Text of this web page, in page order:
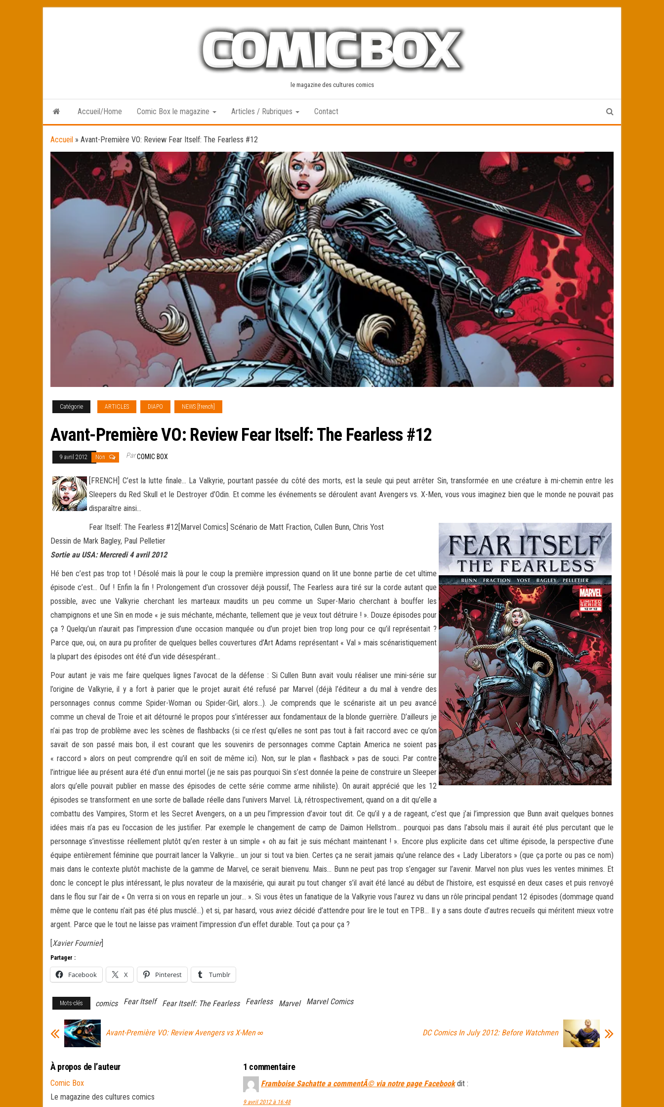
le magazine des cultures comics
Accueil/Home Comic Box le magazine Articles / Rubriques Contact
Accueil » Avant-Première VO: Review Fear Itself: The Fearless #12
Catégorie ARTICLES DIAPO NEWS [french]
Avant-Première VO: Review Fear Itself: The Fearless #12
9 avril 2012 Non ParCOMIC BOX
[FRENCH] C’est la lutte finale… La Valkyrie, pourtant passée du côté des morts, est la seule qui peut arrêter Sin, transformée en une créature à mi-chemin entre les
Sleepers du Red Skull et le Destroyer d’Odin. Et comme les événements se déroulent avantAvengers vs. X-Men, vous vous imaginez bien que le monde ne pouvait pas
disparaître ainsi…
Fear Itself: The Fearless #12[Marvel Comics] Scénario de Matt Fraction, Cullen Bunn, Chris Yost
Dessin de Mark Bagley, Paul Pelletier
Sortie au USA: Mercredi 4 avril 2012
Hé ben c’est pas trop tot ! Désolé mais là pour le coup la première impression quand on lit une bonne partie de cet ultime
épisode c’est… Ouf ! Enfin la fin ! Prolongement d’un crossover déjà poussif, The Fearless aura tiré sur la corde autant que
possible, avec une Valkyrie cherchant les marteaux maudits un peu comme un Super-Mario cherchant à bouffer les
champignons et une Sin en mode « je suis méchante, méchante, tellement que je veux tout détruire ! ». Douze épisodes pour
ça ? Quelqu’un n’aurait pas l’impression d’une occasion manquée ou d’un projet bien trop long pour ce qu’il représentait ?
Parce que, oui, on aura pu profiter de quelques belles couvertures d’Art Adams représentant « Val » mais scénaristiquement
la plupart des épisodes ont été d’un vide désespérant…
Pour autant je vais me faire quelques lignes l’avocat de la défense : Si Cullen Bunn avait voulu réaliser une mini-série sur
l’origine de Valkyrie, il y a fort à parier que le projet aurait été refusé par Marvel (déjà l’éditeur a du mal à vendre des
personnages connus comme Spider-Woman ou Spider-Girl, alors…). Je comprends que le scénariste ait un peu avancé
comme un cheval de Troie et ait détourné le propos pour s’intéresser aux fondamentaux de la blonde guerrière. D’ailleurs je
n’ai pas trop de problème avec les scènes de flashbacks (si ce n’est qu’elles ne sont pas tout à fait raccord avec ce qu’on
savait de son passé mais bon, il est courant que les souvenirs de personnages comme Captain America ne soient pas
« raccord » alors on peut comprendre qu’il en soit de même ici). Non, sur le plan « flashback » pas de souci. Par contre
l’intrigue liée au présent aura été d’un ennui mortel (je ne sais pas pourquoi Sin s’est donnée la peine de construire un Sleeper
alors qu’elle pouvait publier en masse des épisodes de cette série comme arme nihiliste). On aurait apprécié que les 12
épisodes se transforment en une sorte de ballade réelle dans l’univers Marvel. Là, rétrospectivement, quand on a dit qu’elle a
combattu des Vampires, Storm et les Secret Avengers, on a un peu l’impression d’avoir tout dit. Ce qu’il y a de rageant, c’est que j’ai l’impression que Bunn avait quelques bonnes
idées mais n’a pas eu l’occasion de les justifier. Par exemple le changement de camp de Daimon Hellstrom… pourquoi pas dans l’absolu mais il aurait été plus percutant que le
personnage s’investisse réellement plutôt qu’en rester à un simple « oh au fait je suis méchant maintenant ! ». Encore plus explicite dans cet ultime épisode, la perspective d’une
équipe entièrement féminine que pourrait lancer la Valkyrie… un jour si tout va bien. Certes ça ne serait jamais qu’une relance des « Lady Liberators » (que ça porte ou pas ce nom)
mais dans le contexte plutôt machiste de la gamme de Marvel, ce serait bienvenu. Mais… Bunn ne peut pas trop s’engager sur l’avenir. Marvel non plus vues les ventes minimes. Et
donc le concept le plus intéressant, le plus novateur de la maxisérie, qui aurait pu tout changer s’il avait été lancé au début de l’histoire, est esquissé en deux cases et puis renvoyé
dans le flou sur l’air de « On verra si on vous en reparle un jour… ». Si vous êtes un fanatique de la Valkyrie vous l’aurez vu dans un rôle principal pendant 12 épisodes (dommage quand
même que le contenu n’ait pas été plus musclé…) et si, par hasard, vous aviez décidé d’attendre pour lire le tout en TPB… Il y a sans doute d’autres recueils qui méritent mieux votre
argent. Parce que le tout ne laisse pas vraiment l’impression d’un effet durable. Tout ça pour ça ?
[Xavier Fournier]
Partager :
Facebook X Pinterest Tumblr
Mots-clés comics Fear Itself Fear Itself: The Fearless Fearless Marvel Marvel Comics
Avant-Première VO: Review Avengers vs X-Men ∞ DC Comics In July 2012: Before Watchmen
À propos de l’auteur
Comic Box
Le magazine des cultures comics
1 commentaire
Framboise Sachatte a commentÃ© via notre page Facebook dit :
9 avril 2012 à 16:48